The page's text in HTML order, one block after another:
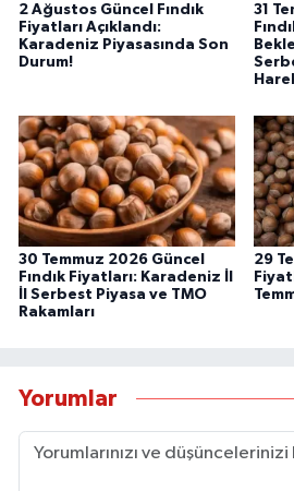
2 Ağustos Güncel Fındık
Fiyatları Açıklandı:
Karadeniz Piyasasında Son
Durum!
31
30 Temmuz 2026 Güncel
Fındık Fiyatları: Karadeniz İl
İl Serbest Piyasa ve TMO
Rakamları
29
Yorumlar